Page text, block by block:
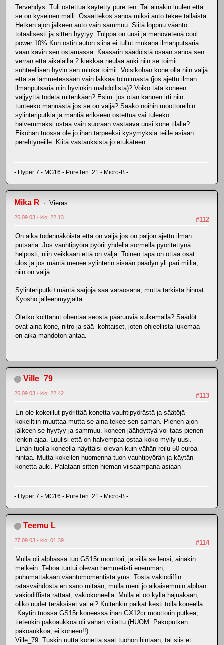
Tervehdys. Tuli ostettua käytetty pure ten. Tai ainakin luulen että
se on kyseinen malli. Osaattekos sanoa miksi auto tekee tällaista:
Hetken ajon jälkeen auto vain sammuu. Siitä loppuu vääntö
totaalisesti ja sitten hyytyy. Tulppa on uusi ja menovetenä cool
power 10% Kun ostin auton siinä ei tullut mukana ilmanputsaria
vaan kävin sen ostamassa. Kaasarin säädöistä osaan sanoa sen
verran että aikalailla 2 kiekkaa neulaa auki niin se toimii
suhteellisen hyvin sen minkä toimii. Voisikohan kone olla niin väljä
että se lämmetessään vain lakkaa toimimasta (jos ajettu ilman
ilmanputsaria niin hyvinkin mahdollista)? Voiko tätä koneen
väljyyttä todeta mitenkään? Esim. jos otan kannen irti niin
tunteeko männästä jos se on väljä? Saako noihin moottoreihin
sylinteriputkia ja mäntiä erikseen ostettua vai tuleeko
halvemmaksi ostaa vain suoraan vastaava uusi kone tilalle?
Eiköhän tuossa ole jo ihan tarpeeksi kysymyksiä teille asiaan
perehtyneille. Kiitä vastauksista jo etukäteen.
- Hyper 7 - MG16 - PureTen .21 - Micro-B -
Mika R Vieras
#112
26.09.03 - klo: 22.13
On aika todennäköistä että on väljä jos on paljon ajettu ilman
putsaria. Jos vauhtipyörä pyörii yhdellä sormella pyöritettynä
helposti, niin veikkaan että on väljä. Toinen tapa on ottaa osat
ulos ja jos mäntä menee sylinterin sisään päädyn yli pari milliä,
niin on väljä.
Sylinteriputki+mäntä sarjoja saa varaosana, mutta tarkista hinnat
Kyosho jälleenmyyjältä.
Oletko koittanut ohentaa seosta pääruuviä sulkemalla? Säädöt
ovat aina kone, nitro ja sää -kohtaiset, joten ohjeellista lukemaa
on aika mahdoton antaa.
Ville_79
#113
26.09.03 - klo: 22.42
En ole kokeillut pyörittää konetta vauhtipyörästä ja säätöjä
kokeiltiin muuttaa mutta se aina tekee sen saman. Pienen ajon
jälkeen se hyytyy ja sammuu. koneen jäähdyttyä voi taas pienen
lenkin ajaa. Luulisi että on halvempaa ostaa koko mylly uusi.
Eihän tuolla koneella näyttäisi olevan kuin vähän reilu 50 euroa
hintaa. Mutta kokeilen huomenna tuon vauhtipyörän ja käytän
konetta auki. Palataan sitten hieman viisaampana asiaan
- Hyper 7 - MG16 - PureTen .21 - Micro-B -
Teemu L
#114
27.09.03 - klo: 01.39
Mulla oli alphassa tuo GS15r moottori, ja sillä se lensi, ainakin
melkein. Tehoa tuntui olevan hemmetisti enemmän,
puhumattakaan vääntömomentista yms. Tosta vakiodiffin
ratasvaihdosta en sano mitään, mulla meni jo aikaisemmin alphan
vakiodiffistä rattaat, vakiokoneella. Mulla ei oo kyllä hajuakaan,
oliko uudet teräksiset vai ei? Kuitenkin paikat kesti tolla koneella.
Käytin tuossa GS15r koneessa ihan GX12cr moottorin putkea,
tietenkin pakoaukkoa oli vähän viilattu (HUOM. Pakoputken
pakoaukkoa, ei koneen!!)
Ville_79: Tuskin uutta konetta saat tuohon hintaan, tai siis et